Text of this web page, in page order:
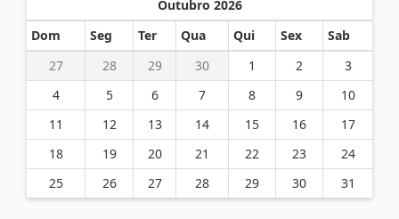
Outubro 2026
Dom
Seg Ter Qua Qui Sex
Sab
27
28 29 30 1 2
3
4
5 6 7 8 9
10
11
12 13 14 15 16
17
18
19 20 21 22 23
24
25
26 27 28 29 30 31